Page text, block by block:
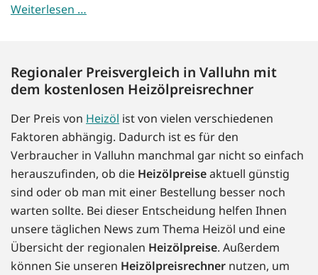
Weiterlesen …
Regionaler Preisvergleich in Valluhn mit
dem kostenlosen Heizölpreisrechner
Der Preis von Heizöl ist von vielen verschiedenen
Faktoren abhängig. Dadurch ist es für den
Verbraucher in Valluhn manchmal gar nicht so einfach
herauszufinden, ob die Heizölpreiseaktuell günstig
sind oder ob man mit einer Bestellung besser noch
warten sollte. Bei dieser Entscheidung helfen Ihnen
unsere täglichen News zum Thema Heizöl und eine
Übersicht der regionalen Heizölpreise. Außerdem
können Sie unseren Heizölpreisrechner nutzen, um